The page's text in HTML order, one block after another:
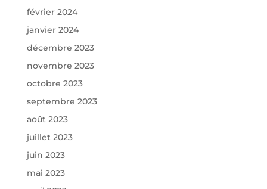
février 2024
janvier 2024
décembre 2023
novembre 2023
octobre 2023
septembre 2023
août 2023
juillet 2023
juin 2023
mai 2023